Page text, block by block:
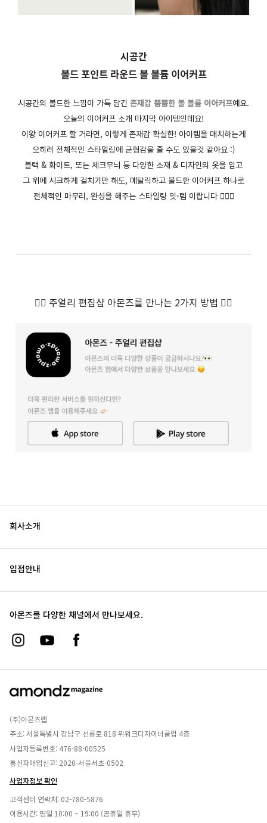
시공간
볼드 포인트 라운드 볼 볼륨 이어커프
시공간의 볼드한 느낌이 가득 담긴 존재감 뿜뿜한 볼 볼륨 이어커프예요.
오늘의 이어커프 소개 마지막 아이템인데요!
이왕 이어커프 할 거라면, 이렇게 존재감 확실한! 아이템을 매치하는게
오히려 전체적인 스타일링에 균형감을 줄 수도 있을것 같아요 :)
블랙 & 화이트, 또는 체크무늬 등 다양한 소재 & 디자인의 옷을 입고
그 위에 시크하게 걸치기만 해도, 메탈릭하고 볼드한 이어커프 하나로
전체적인 마무리, 완성을 해주는 스타일링 잇-템 이랍니다 🙋🏻‍♀️
👇🏻 주얼리 편집샵 아몬즈를 만나는 2가지 방법 👇🏻
회사소개
입점안내
아몬즈를 다양한 채널에서 만나보세요.
(주)아몬즈랩
주소: 서울특별시 강남구 선릉로 818 위워크디자이너클럽 4층
사업자등록번호: 476-88-00525
통신파매업신고: 2020-서울서초-0502
사업자정보 확인
고객센터 연락처: 02-780-5876
이용시간: 평일 10:00 ~ 19:00 (공휴일 휴무)